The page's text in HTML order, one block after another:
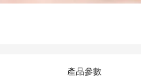
產品參數